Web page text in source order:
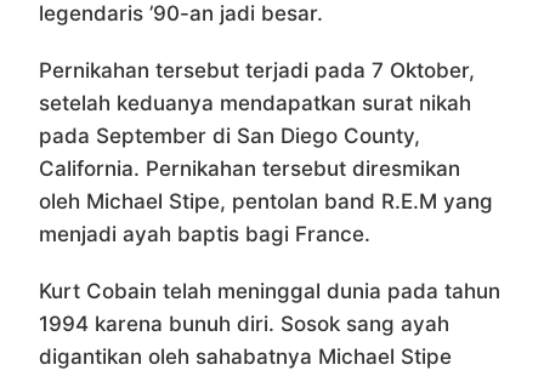
legendaris ’90-an jadi besar.
Pernikahan tersebut terjadi pada 7 Oktober,
setelah keduanya mendapatkan surat nikah
pada September di San Diego County,
California. Pernikahan tersebut diresmikan
oleh Michael Stipe, pentolan band R.E.M yang
menjadi ayah baptis bagi France.
Kurt Cobain telah meninggal dunia pada tahun
1994 karena bunuh diri. Sosok sang ayah
digantikan oleh sahabatnya Michael Stipe